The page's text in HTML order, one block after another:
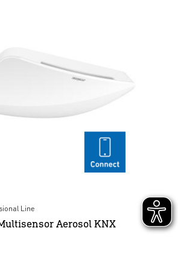
Line
Aerosol KNX